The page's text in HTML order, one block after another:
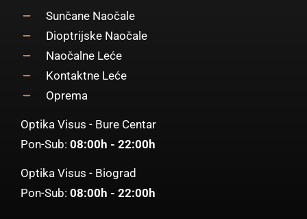
Sunčane Naočale
Dioptrijske Naočale
Naočalne Leće
Kontaktne Leće
Oprema
Optika Visus - Bure Centar
Pon-Sub: 08:00h - 22:00h
Optika Visus - Biograd
Pon-Sub: 08:00h - 22:00h